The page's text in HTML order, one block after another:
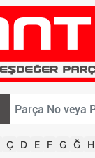
Ç D E F G Ğ H